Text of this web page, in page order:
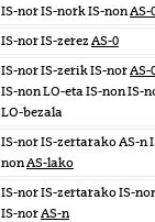
IS-nor IS-nork IS-nonAS-
IS-nor IS-zerez AS-0
IS-nor IS-zerik IS-norAS-
IS-non LO-eta IS-non IS-
LO-bezala
IS-nor IS-zertarako AS-n
nonAS-lako
IS-nor IS-zertarako IS-
IS-norAS-n